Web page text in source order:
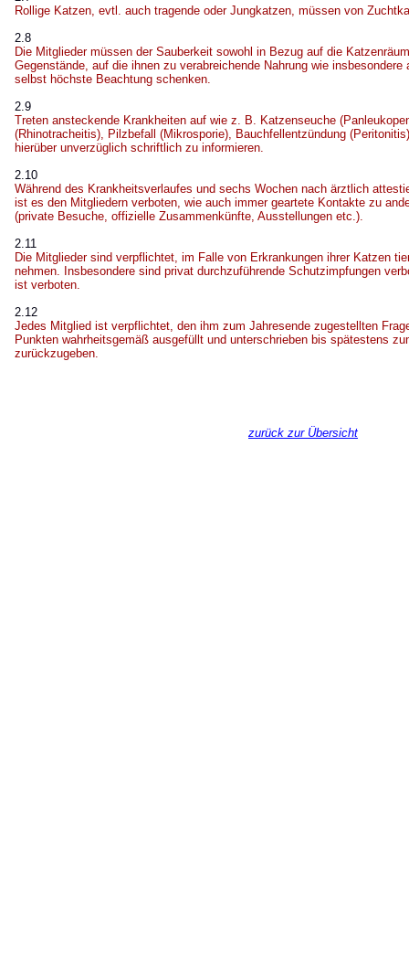
Rollige Katzen, evtl. auch tragende oder Jungkatzen, müssen von
2.8
Die Mitglieder müssen der Sauberkeit sowohl in Bezug auf die
Gegenstände, auf die ihnen zu verabreichende Nahrung wie
selbst höchste Beachtung schenken.
2.9
Treten ansteckende Krankheiten auf wie z. B. Katzenseuche
(Rhinotracheitis), Pilzbefall (Mikrosporie), Bauchfellentzündung
hierüber unverzüglich schriftlich zu informieren.
2.10
Während des Krankheitsverlaufes und sechs Wochen nach ärztlich
ist es den Mitgliedern verboten, wie auch immer geartete Kontakte zu
(private Besuche, offizielle Zusammenkünfte, Ausstellungen etc.).
2.11
Die Mitglieder sind verpflichtet, im Falle von Erkrankungen ihrer Katzen
nehmen. Insbesondere sind privat durchzuführende Schutzimpfungen
ist verboten.
2.12
Jedes Mitglied ist verpflichtet, den ihm zum Jahresende zugestellten
Punkten wahrheitsgemäß ausgefüllt und unterschrieben bis spätestens
zurückzugeben.
zurück zur Übersicht